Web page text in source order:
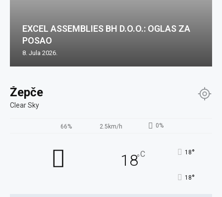
Žepče
Clear Sky
66% 2.5km/h 0%
18°C 18°
18°
EXCEL ASSEMBLIES BH D.O.O.: OGLAS ZA
POSAO
8. Jula 2026.